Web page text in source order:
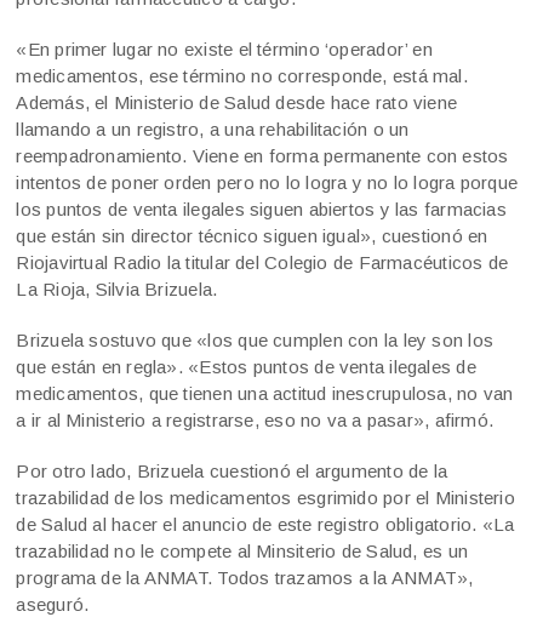
«En primer lugar no existe el término ‘operador’ en
medicamentos, ese término no corresponde, está mal.
Además, el Ministerio de Salud desde hace rato viene
llamando a un registro, a una rehabilitación o un
reempadronamiento. Viene en forma permanente con estos
intentos de poner orden pero no lo logra y no lo logra porque
los puntos de venta ilegales siguen abiertos y las farmacias
que están sin director técnico siguen igual», cuestionó en
Riojavirtual Radio la titular del Colegio de Farmacéuticos de
La Rioja, Silvia Brizuela.
Brizuela sostuvo que «los que cumplen con la ley son los
que están en regla». «Estos puntos de venta ilegales de
medicamentos, que tienen una actitud inescrupulosa, no van
a ir al Ministerio a registrarse, eso no va a pasar», afirmó.
Por otro lado, Brizuela cuestionó el argumento de la
trazabilidad de los medicamentos esgrimido por el Ministerio
de Salud al hacer el anuncio de este registro obligatorio. «La
trazabilidad no le compete al Minsiterio de Salud, es un
programa de la ANMAT. Todos trazamos a la ANMAT»,
aseguró.